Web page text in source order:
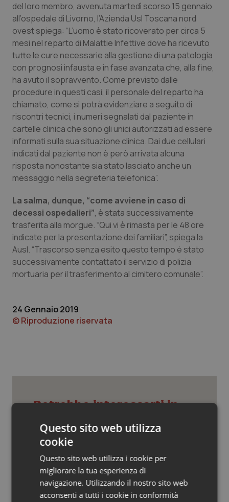
Marche
Molise
Piemonte
Provincia Autonoma di Bolzano
Provincia Autonoma di Trento
Puglia
Sardegna
Sicilia
Toscana
Umbria
Valle D’Aosta
Donna & Salute
Epatiti
HIV
Infezioni & Febbre
Ipertensione & Scompenso
Malattie rare
Malattia di Crohn & Rettocolite Ulcerosa
Neuroscienze & patologie neurodegenerative
Obesità
Oftalmologia
Oncodermatologia
Oncologia & Nutrizione
Quotidiano Oncologia
Quotidiano Pediatria
Rene & patologie urogenitali
del loro membro, avvenuta martedì scorso 15 gennaio
all’ospedale di Livorno, l’Azienda Usl Toscana nord
ovest spiega: “L’uomo è stato ricoverato per circa 5
mesi nel reparto di Malattie Infettive dove ha ricevuto
tutte le cure necessarie alla gestione di una patologia
con prognosi infausta e in fase avanzata che, alla fine,
ha avuto il sopravvento. Come previsto dalle
procedure in questi casi, il personale del reparto ha
chiamato, come si potrà evidenziare a seguito di
riscontri tecnici, i numeri segnalati dal paziente in
cartelle clinica che sono gli unici autorizzati ad essere
informati sulla sua situazione clinica. Dai due cellulari
indicati dal paziente non è però arrivata alcuna
risposta nonostante sia stato lasciato anche un
messaggio nella segreteria telefonica”.
La salma, dunque, “come avviene in caso di
decessi ospedalieri”, è stata successivamente
trasferita alla morgue. “Qui vi è rimasta per le 48 ore
indicate per la presentazione dei familiari”, spiega la
Ausl. “Trascorso senza esito questo tempo è stato
successivamente contattato il servizio di polizia
mortuaria per il trasferimento al cimitero comunale”.
24 Gennaio 2019
© Riproduzione riservata
Potrebbe interessarti in
Regioni e Asl
Settimana della Scienza dello
Spallanzani: capire la ricerca per
comprendere il presente
Questo sito web utilizza
cookie
Questo sito web utilizza i cookie per
migliorare la tua esperienza di
navigazione. Utilizzando il nostro sito web
acconsenti a tutti i cookie in conformità